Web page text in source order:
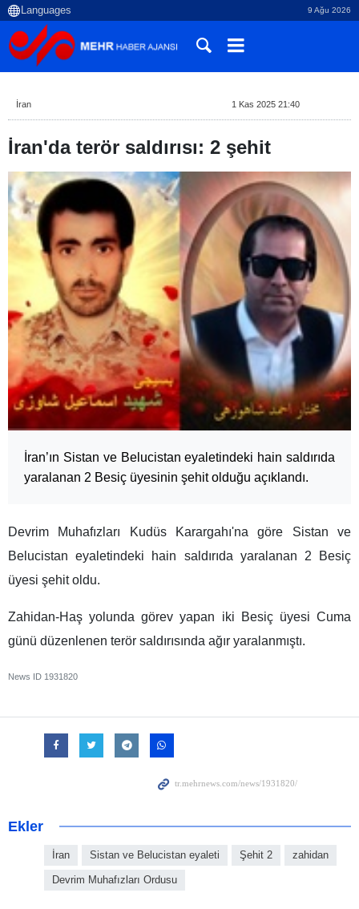
9 Ağu 2026
İran 1 Kas 2025 21:40
İran'da terör saldırısı: 2 şehit
İran’ın Sistan ve Belucistan eyaletindeki hain saldırıda
yaralanan 2 Besiç üyesinin şehit olduğu açıklandı.
Devrim Muhafızları Kudüs Karargahı'na göre Sistan ve
Belucistan eyaletindeki hain saldırıda yaralanan 2 Besiç
üyesi şehit oldu.
Zahidan-Haş yolunda görev yapan iki Besiç üyesi Cuma
günü düzenlenen terör saldırısında ağır yaralanmıştı.
News ID 1931820
Ekler
İran Sistan ve Belucistan eyaleti Şehit 2 zahidan
Devrim Muhafızları Ordusu